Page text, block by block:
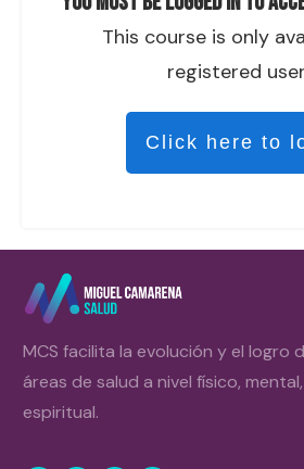
This course is only
registered
Click here to
MCS facilita la evolución y el logro
áreas de salud a nivel físico,
espiritual.